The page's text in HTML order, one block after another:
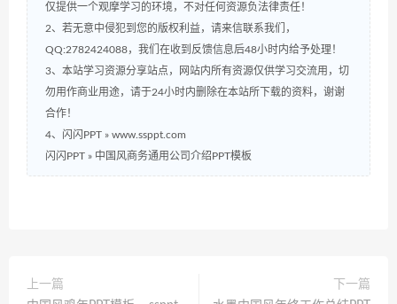
仅提供一个观摩学习的环境，不对任何资源负法律责任！
2、若无意中侵犯到您的版权利益，请来信联系我们，
QQ:2782424088，我们在收到反馈信息后48小时内给予处理！
3、本站学习资源分享站点，网站内所有资源仅供学习交流用，切
勿用作商业用途，请于24小时内删除在本站所下载的资料，谢谢
合作！
4、闪闪PPT » www.ssppt.com
闪闪PPT » 中国风商务通用公司介绍PPT模板
上一篇
下一篇